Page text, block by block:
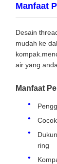
Manfaat
Desain
mudah ke
air yang
Manfaat
ring